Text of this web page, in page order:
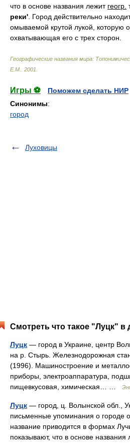
что в основе названия лежит геогр.
реки' . Город действительно
омываемой крутой лукой, которую
охватывающая его с трех сторон.
Географические названия мира:
Е.М.
2001
Игры ⚽
Поможем сделать НИР
Синонимы:
город
Луховицы
Смотреть что такое "Луцк" в
Луцк — город в Украине, центр
на р. Стырь. Железнодорожная
(1996). Машиностроение и
приборы, электроаппаратура,
пищевкусовая, химическая… …
Луцк — город, ц. Волынской обл.,
письменные упоминания о городе
название приводится в формах
показывают, что в основе названия